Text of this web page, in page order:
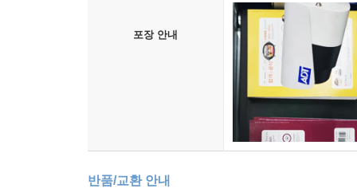
포장 안내
반품/교환 안내